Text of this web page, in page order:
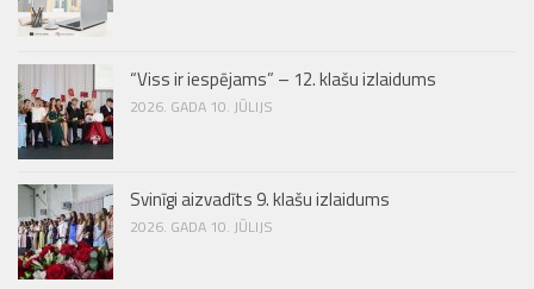
“Viss ir iespējams” – 12. klašu izlaidums
2026. GADA 10. JŪLIJS
Svinīgi aizvadīts 9. klašu izlaidums
2026. GADA 10. JŪLIJS